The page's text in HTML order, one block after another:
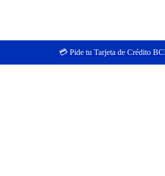
💳 Pide tu Tarjeta de Crédito